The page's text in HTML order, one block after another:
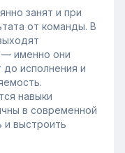
занят и при
от команды. В
— именно они
исполнения и
навыки
в современной
и выстроить